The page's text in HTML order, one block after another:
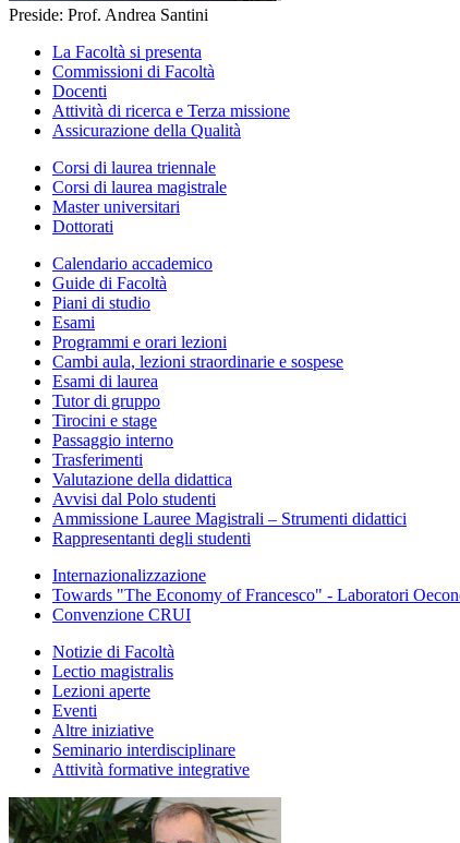
Preside: Prof. Andrea Santini
La Facoltà si presenta
Commissioni di Facoltà
Docenti
Attività di ricerca e Terza missione
Assicurazione della Qualità
Corsi di laurea triennale
Corsi di laurea magistrale
Master universitari
Dottorati
Calendario accademico
Guide di Facoltà
Piani di studio
Esami
Programmi e orari lezioni
Cambi aula, lezioni straordinarie e sospese
Esami di laurea
Tutor di gruppo
Tirocini e stage
Passaggio interno
Trasferimenti
Valutazione della didattica
Avvisi dal Polo studenti
Ammissione Lauree Magistrali – Strumenti didattici
Rappresentanti degli studenti
Internazionalizzazione
Towards "The Economy of Francesco" - Laboratori
Convenzione CRUI
Notizie di Facoltà
Lectio magistralis
Lezioni aperte
Eventi
Altre iniziative
Seminario interdisciplinare
Attività formative integrative